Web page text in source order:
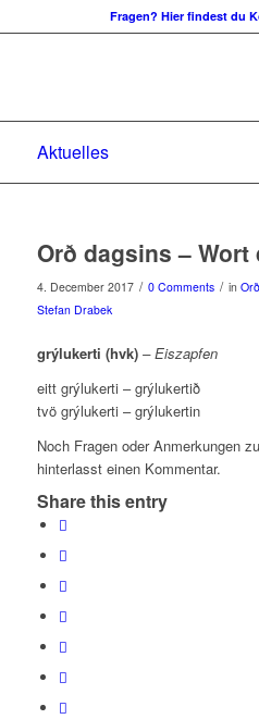
Fragen? Hier findest du
Aktuelles
Orð dagsins – Wort
4. December 2017 / 0 Comments / in
Stefan Drabek
grýlukerti (hvk) – Eiszapfen
eitt grýlukerti – grýlukertið
tvö grýlukerti – grýlukertin
Noch Fragen oder Anmerkungen
hinterlasst einen Kommentar.
Share this entry